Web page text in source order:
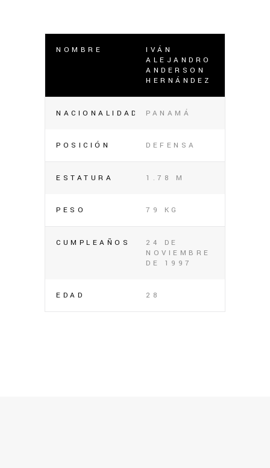
NOMBRE
IVÁN
ALEJANDRO
ANDERSON
HERNÁNDEZ
NACIONALIDAD PANAMÁ
POSICIÓN DEFENSA
ESTATURA 1.78 M
PESO 79 KG
CUMPLEAÑOS
24 DE
NOVIEMBRE
DE 1997
EDAD 28